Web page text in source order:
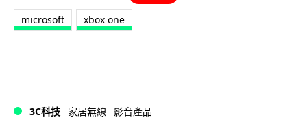
microsoft xbox one
3C科技 家居無線 影音產品